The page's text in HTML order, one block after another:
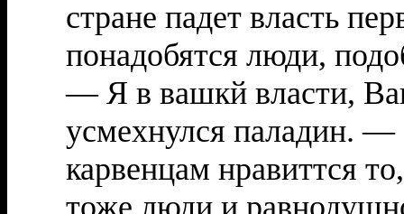
стране падет власть
понадобятся люди,
— Я в вашкй власти,
усмехнулся паладин.
карвенцам нравиттся